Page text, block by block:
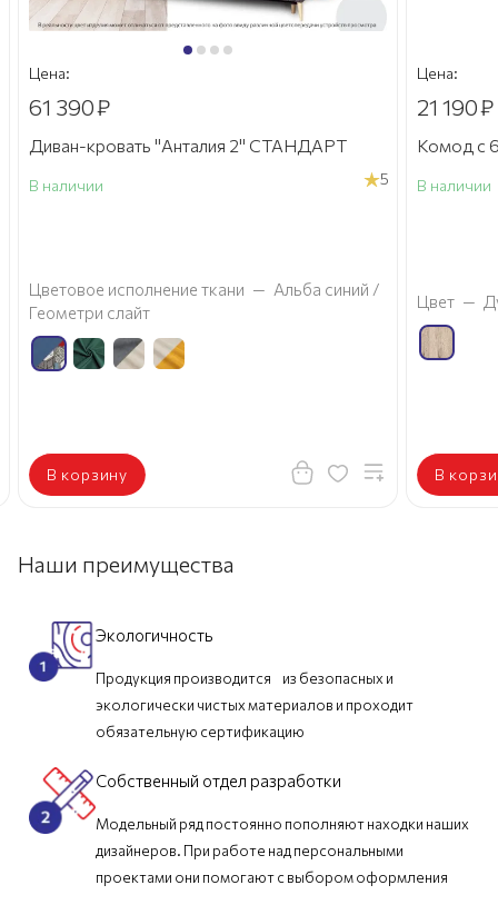
Цена:
61 390₽
Диван-кровать "Анталия 2" СТАНДАРТ
В наличии 5
Цветовое исполнение ткани — Альба синий /
Геометри слайт
В корзину
Цена:
21 190₽
Комод с
В наличии
Цвет —
В
Наши преимущества
Экологичность
Продукция производится из безопасных и
экологически чистых материалов и проходит
обязательную сертификацию
Собственный отдел разработки
Модельный ряд постоянно пополняют находки наших
дизайнеров. При работе над персональными
проектами они помогают с выбором оформления